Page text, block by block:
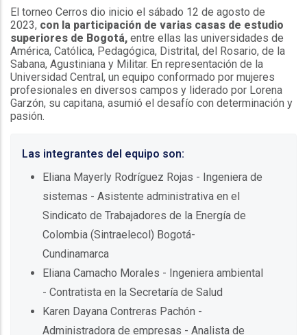
El torneo Cerros dio inicio el sábado 12 de agosto de
2023, con la participación de varias casas de estudio
superiores de Bogotá, entre ellas las universidades de
América, Católica, Pedagógica, Distrital, del Rosario, de la
Sabana, Agustiniana y Militar. En representación de la
Universidad Central, un equipo conformado por mujeres
profesionales en diversos campos y liderado por Lorena
Garzón, su capitana, asumió el desafío con determinación y
pasión.
Las integrantes del equipo son:
Eliana Mayerly Rodríguez Rojas - Ingeniera de
sistemas - Asistente administrativa en el
Sindicato de Trabajadores de la Energía de
Colombia (Sintraelecol) Bogotá-
Cundinamarca
Eliana Camacho Morales - Ingeniera ambiental
- Contratista en la Secretaría de Salud
Karen Dayana Contreras Pachón -
Administradora de empresas - Analista de